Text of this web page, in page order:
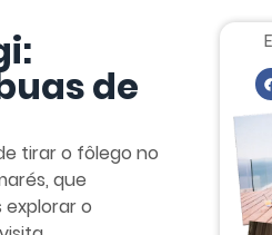
de
tirar o fôlego no
que
o